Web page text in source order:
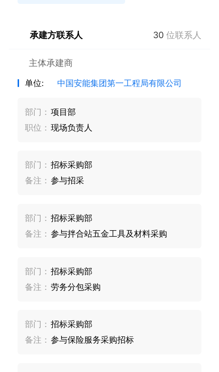
承建方联系人 30 位联系人
主体承建商
单位: 中国安能集团第一工程局有限公司
部门： 项目部
职位： 现场负责人
部门： 招标采购部
备注： 参与招采
部门： 招标采购部
备注： 参与拌合站五金工具及材料采购
部门： 招标采购部
备注： 劳务分包采购
部门： 招标采购部
备注： 参与保险服务采购招标